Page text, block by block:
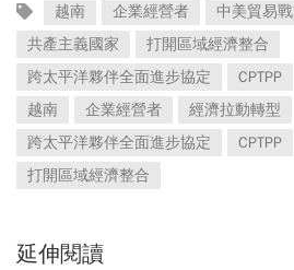
越南 企業經營者 中美貿易戰
共產主義國家
打開區域經濟整合
跨太平洋夥伴全面進步協定
CPTPP
越南
企業經營者 經濟拉動轉型
跨太平洋夥伴全面進步協定
CPTPP
打開區域經濟整合
延伸閱讀